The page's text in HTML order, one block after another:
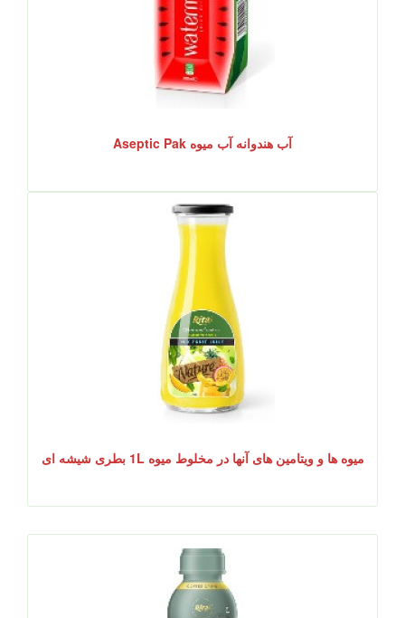
آب هندوانه آب میوه Aseptic Pak
میوه ها و ویتامین های آنها در مخلوط میوه 1L بطری شیشه ای